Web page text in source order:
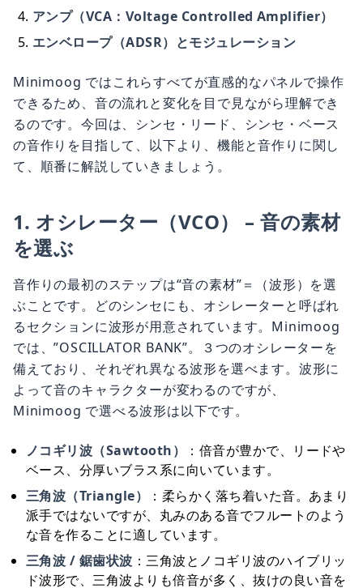
アンプ（VCA：Voltage Controlled Amplifier）
エンベロープ（ADSR）とモジュレーション
Minimoog ではこれらすべてが直感的なパネルで操作
できるため、音の流れと変化を目で見ながら理解でき
るのです。今回は、シンセ・リード、シンセ・ベース
の音作りを目指して、以下より、機能と音作りに関し
て、順番に解説していきましょう。
1. オシレーター（VCO） – 音の素材
を選ぶ
音作りの最初のステップは“音の素材”＝（波形）を選
ぶことです。どのシンセにも、オシレーターと呼ばれ
るセクションに波形が用意されています。Minimoog
では、”OSCILLATOR BANK”。３つのオシレーターを
備えており、それぞれ異なる波形を選べます。波形に
よって音のキャラクターが変わるのですが、
Minimoog で選べる波形は以下です。
ノコギリ波（Sawtooth）
：倍音が豊かで、リードや
ベース、分厚いブラス系に向いています。
三角波（Triangle）
：柔らかく落ち着いた音。あまり
派手ではないですが、丸みのある音でフルートのよう
な音を作ることに適しています。
三角波 / 鋸歯状波 ：三角波とノコギリ波のハイブリッ
ド波形で、三角波よりも倍音が多く、抜けの良い音を